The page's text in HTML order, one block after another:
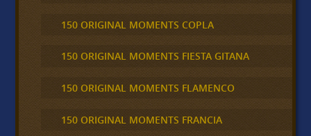
150 ORIGINAL MOMENTS COPLA
150 ORIGINAL MOMENTS FIESTA GITANA
150 ORIGINAL MOMENTS FLAMENCO
150 ORIGINAL MOMENTS FRANCIA